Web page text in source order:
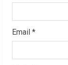
Email *